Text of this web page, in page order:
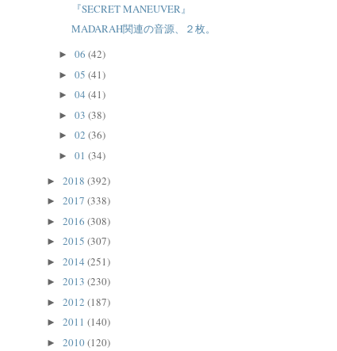
『SECRET MANEUVER』
MADARAH関連の音源、２枚。
►06(42)
►05(41)
►04(41)
►03(38)
►02(36)
►01(34)
► 2018 (392)
► 2017 (338)
► 2016 (308)
► 2015 (307)
► 2014 (251)
► 2013 (230)
► 2012 (187)
► 2011 (140)
► 2010(120)